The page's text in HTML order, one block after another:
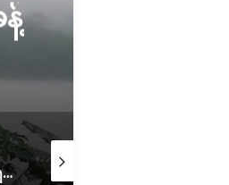
ဖားကန့်မှာ ရေဘေးထပ်ကြုံရတဲ့အခြေအနေဘယ်ရှိနေသလဲ။
5 August 2026